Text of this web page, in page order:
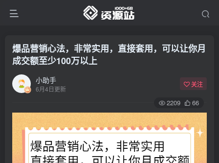
爆品营销心法，非常实用，直接套用，可以让你月
成交额至少100万以上
小助手
6月4日更新
关注
2209 66